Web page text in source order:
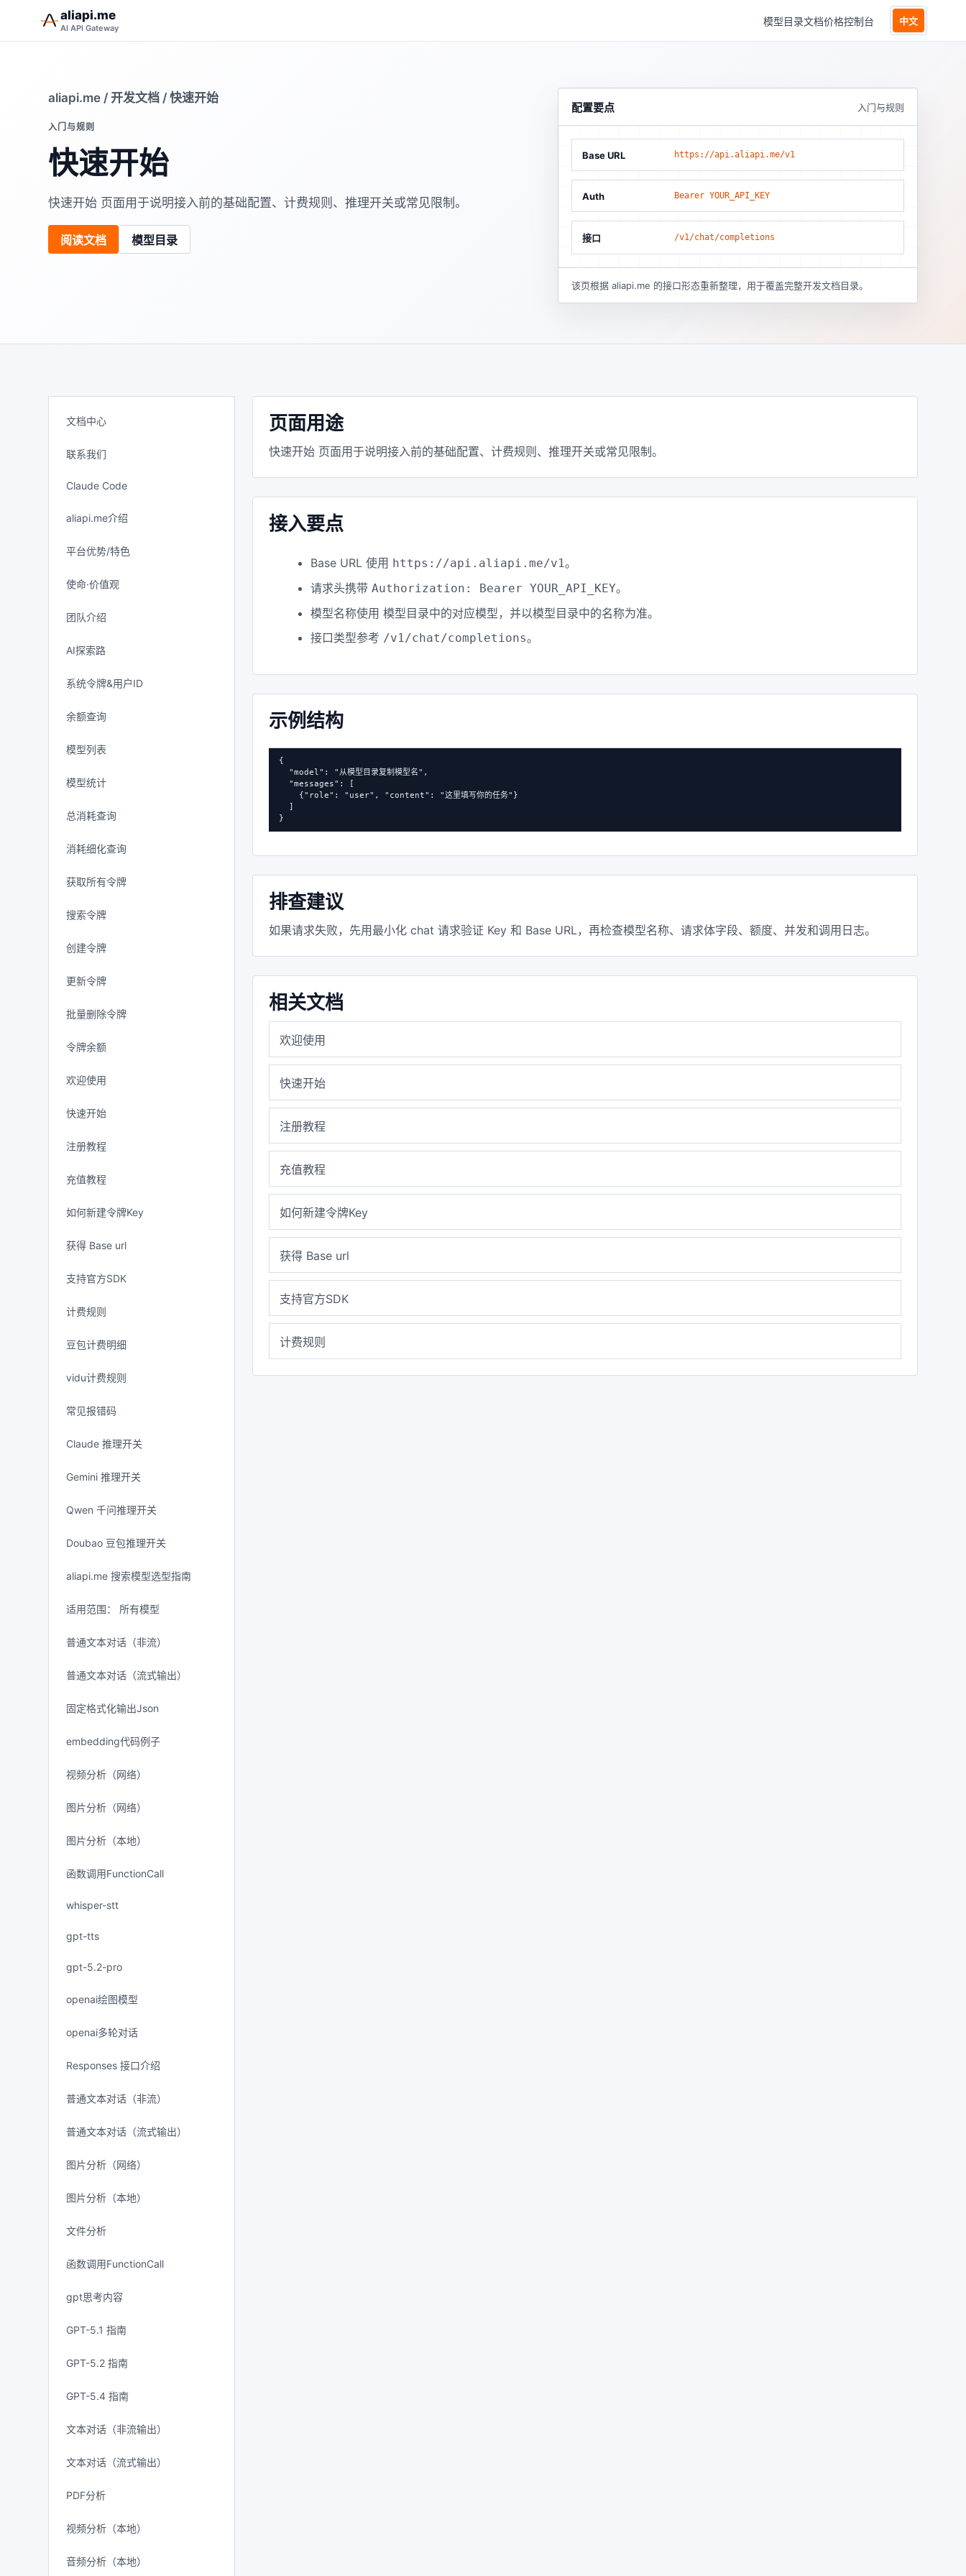
aliapi.me
AI API Gateway
模型目录文档价格控制台 中文
aliapi.me / 开发文档 / 快速开始
入门与规则
快速开始
快速开始 页面用于说明接入前的基础配置、计费规则、推理开关或常见限制。
阅读文档 模型目录
配置要点 入门与规则
Base URL https://api.aliapi.me/v1
Auth Bearer YOUR_API_KEY
接口 /v1/chat/completions
该页根据 aliapi.me 的接口形态重新整理，用于覆盖完整开发文档目录。
文档中心
联系我们
Claude Code
aliapi.me介绍
平台优势/特色
使命·价值观
团队介绍
AI探索路
系统令牌&用户ID
余额查询
模型列表
模型统计
总消耗查询
消耗细化查询
获取所有令牌
搜索令牌
创建令牌
更新令牌
批量删除令牌
令牌余额
欢迎使用
快速开始
注册教程
充值教程
如何新建令牌Key
获得 Base url
支持官方SDK
计费规则
豆包计费明细
vidu计费规则
常见报错码
Claude 推理开关
Gemini 推理开关
Qwen 千问推理开关
Doubao 豆包推理开关
aliapi.me 搜索模型选型指南
适用范围： 所有模型
普通文本对话（非流）
普通文本对话（流式输出）
固定格式化输出Json
embedding代码例子
视频分析（网络）
图片分析（网络）
图片分析（本地）
函数调用FunctionCall
whisper-stt
gpt-tts
gpt-5.2-pro
openai绘图模型
openai多轮对话
Responses 接口介绍
普通文本对话（非流）
普通文本对话（流式输出）
图片分析（网络）
图片分析（本地）
文件分析
函数调用FunctionCall
gpt思考内容
GPT-5.1 指南
GPT-5.2 指南
GPT-5.4 指南
文本对话（非流输出）
文本对话（流式输出）
PDF分析
视频分析（本地）
音频分析（本地）
页面用途
快速开始 页面用于说明接入前的基础配置、计费规则、推理开关或常见限制。
接入要点
Base URL 使用 https://api.aliapi.me/v1。
请求头携带Authorization: Bearer YOUR_API_KEY。
模型名称使用 模型目录中的对应模型，并以模型目录中的名称为准。
接口类型参考 /v1/chat/completions。
示例结构
{
  "model": "从模型目录复制模型名",
  "messages": [
    {"role": "user", "content": "这里填写你的任务"}
  ]
}
排查建议
如果请求失败，先用最小化 chat 请求验证 Key 和 Base URL，再检查模型名称、请求体字段、额度、并发和调用日志。
相关文档
欢迎使用
快速开始
注册教程
充值教程
如何新建令牌Key
获得 Base url
支持官方SDK
计费规则